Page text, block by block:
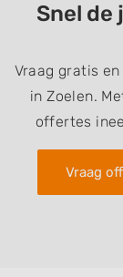
Snel de
Vraag gratis
in Zoelen.
offertes
Vraag